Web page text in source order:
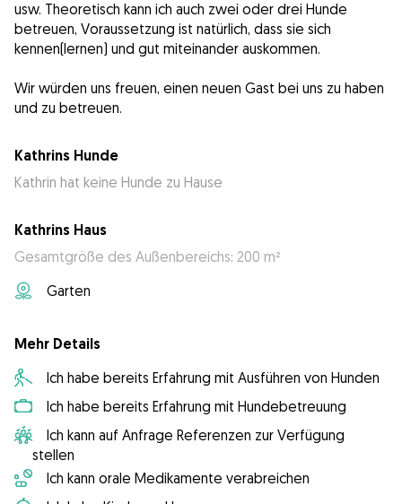
usw. Theoretisch kann ich auch zwei oder drei Hunde
betreuen, Voraussetzung ist natürlich, dass sie sich
kennen(lernen) und gut miteinander auskommen.
Wir würden uns freuen, einen neuen Gast bei uns zu haben
und zu betreuen.
Kathrins Hunde
Kathrin hat keine Hunde zu Hause
Kathrins Haus
Gesamtgröße des Außenbereichs: 200 m²
Garten
Mehr Details
Ich habe bereits Erfahrung mit Ausführen von Hunden
Ich habe bereits Erfahrung mit Hundebetreuung
Ich kann auf Anfrage Referenzen zur Verfügung
stellen
Ich kann orale Medikamente verabreichen